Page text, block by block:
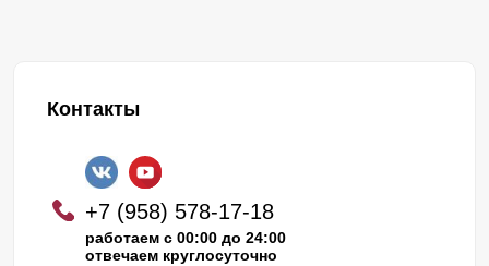
Контакты
+7 (958) 578-17-18
работаем с 00:00 до 24:00
отвечаем круглосуточно